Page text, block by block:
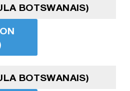
BOTSWANAIS)
BOTSWANAIS)